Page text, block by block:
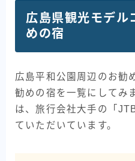
広島県観光モデル
めの宿
広島平和公園周辺のお勧
勧めの宿を一覧にしてみ
は、旅行会社大手の「
ていただいています。